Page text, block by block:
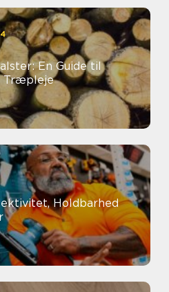
En Guide til
Træpleje
Holdbarhed